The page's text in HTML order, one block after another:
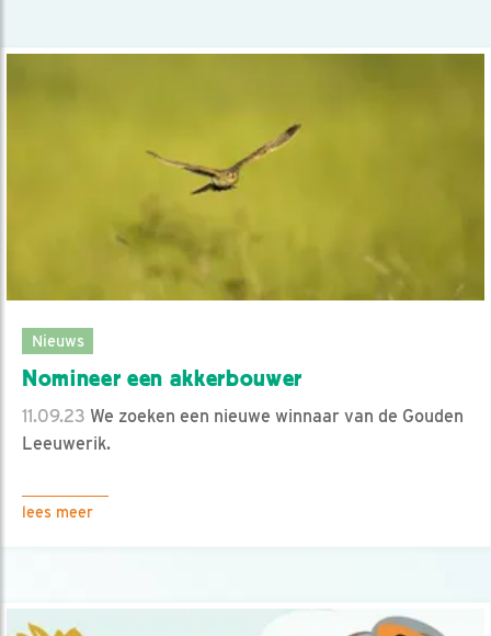
Nieuws
Nomineer een akkerbouwer
11.09.23 We zoeken een nieuwe winnaar van de Gouden
Leeuwerik.
lees meer